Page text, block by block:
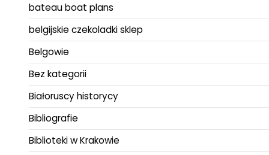
bateau boat plans
belgijskie czekoladki sklep
Belgowie
Bez kategorii
Białoruscy historycy
Bibliografie
Biblioteki w Krakowie